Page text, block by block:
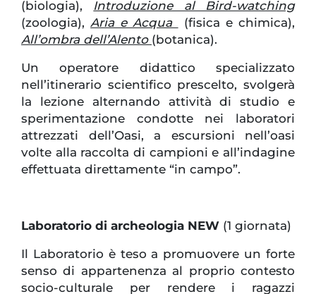
(biologia), Introduzione al Bird-watching
(zoologia),Aria e Acqua
(fisica e chimica),
All’ombra dell’Alento (botanica).
Un operatore didattico specializzato
nell’itinerario scientifico prescelto, svolgerà
la lezione alternando attività di studio e
sperimentazione condotte nei laboratori
attrezzati dell’Oasi, a escursioni nell’oasi
volte alla raccolta di campioni e all’indagine
effettuata direttamente “in campo”.
Laboratorio di archeologia NEW (1 giornata)
Il Laboratorio è teso a promuovere un forte
senso di appartenenza al proprio contesto
socio-culturale per rendere i ragazzi